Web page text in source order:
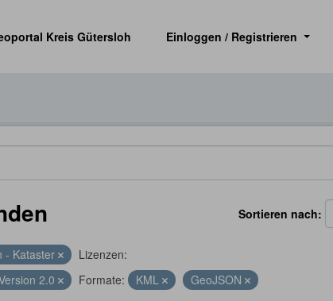
Kreis Gütersloh Einloggen / Registrieren
Sortieren nach
- Kataster
Lizenzen:
2.0
Formate: KML GeoJSON